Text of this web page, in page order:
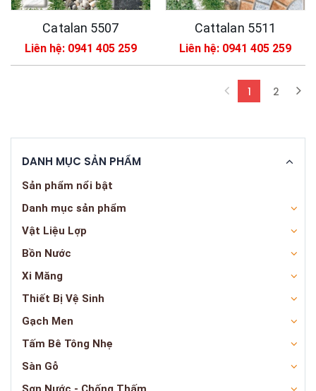
Catalan 5507
Liên hệ: 0941 405 259
Cattalan 5511
Liên hệ: 0941 405 259
1(current)
2
DANH MỤC SẢN PHẨM
Sản phẩm nổi bật
Danh mục sản phẩm
Vật Liệu Lợp
Bồn Nước
Xi Măng
Thiết Bị Vệ Sinh
Gạch Men
Tấm Bê Tông Nhẹ
Sàn Gỗ